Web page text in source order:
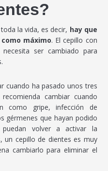
la vida, es decir, hay que
máximo. El cepillo con
ser cambiado para
cuando ha pasado unos tres
cambiar cuando
como gripe, infección de
gérmenes que hayan podido
volver a activar la
un cepillo de dientes es muy
cambiarlo para eliminar el